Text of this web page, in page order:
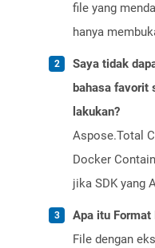
file yang
hanya
Saya tidak
bahasa favorit
lakukan?
Aspose.Total
Docker
jika SDK yang
Apa itu Format
File dengan